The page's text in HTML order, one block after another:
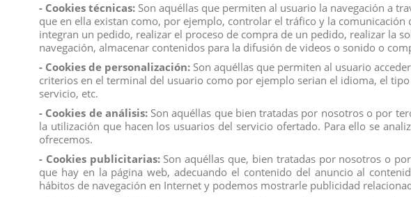
PUZZLE PALZ MARVEL 3D PUZZLE
ERASE, EXP 30 UDS
View
SOBRES HELLO KITTY AND FRIENDS
3D ERASER , EXP 24 UDS
View
- Cookies técnicas: Son aquéllas que permiten al usuario la navegación a
que en ella existan como, por ejemplo, controlar el tráfico y la
integran un pedido, realizar el proceso de compra de un pedido, realizar la
navegación, almacenar contenidos para la difusión de videos o sonido o
- Cookies de personalización: Son aquéllas que permiten al usuario
criterios en el terminal del usuario como por ejemplo serian el idioma, el
servicio, etc.
- Cookies de análisis:Son aquéllas que bien tratadas por nosotros o por
la utilización que hacen los usuarios del servicio ofertado. Para ello se
ofrecemos.
- Cookies publicitarias:Son aquéllas que, bien tratadas por nosotros o
que hay en la página web, adecuando el contenido del anuncio al
hábitos de navegación en Internet y podemos mostrarle publicidad